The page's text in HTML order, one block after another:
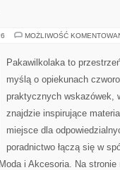
MOŻLIWOŚĆ
Pakawilkolaka to
myślą o opiekunach
praktycznych wskazówek,
znajdzie inspirujące
miejsce dla
poradnictwo łączą się w
i Akcesoria. Na